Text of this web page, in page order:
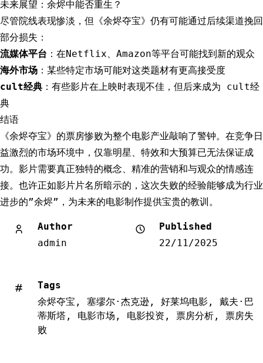
未来展望：余烬中能否重生？
尽管院线表现惨淡，但《余烬夺宝》仍有可能通过后续渠道挽回
部分损失：
流媒体平台 ：在Netflix、Amazon等平台可能找到新的观众
海外市场 ：某些特定市场可能对这类题材有更高接受度
cult经典 ：有些影片在上映时表现不佳，但后来成为 cult经
典
结语
《余烬夺宝》的票房惨败为整个电影产业敲响了警钟。在竞争日
益激烈的市场环境中，仅靠明星、特效和大预算已无法保证成
功。影片需要真正独特的概念、精准的营销和与观众的情感连
接。也许正如影片片名所暗示的，这次失败的经验能够成为行业
进步的”余烬”，为未来的电影制作提供宝贵的教训。
Author
admin
Published
22/11/2025
Tags
余烬夺宝 , 塞缪尔·杰克逊 , 好莱坞电影 , 戴夫·巴
蒂斯塔 , 电影市场 , 电影投资 , 票房分析 , 票房失
败